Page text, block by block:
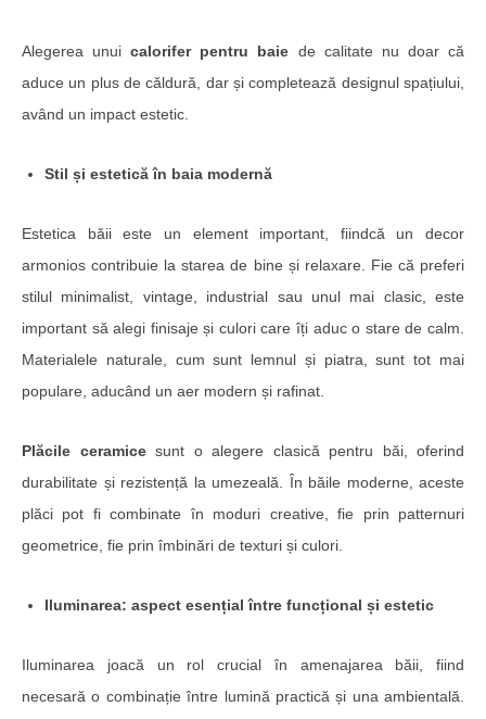
Alegerea unuicalorifer pentru baie de calitate nu doar că
aduce un plus de căldură, dar și completează designul spațiului,
având un impact estetic.
Stil și estetică în baia modernă
Estetica băii este un element important, fiindcă un decor
armonios contribuie la starea de bine și relaxare. Fie că preferi
stilul minimalist, vintage, industrial sau unul mai clasic, este
important să alegi finisaje și culori care îți aduc o stare de calm.
Materialele naturale, cum sunt lemnul și piatra, sunt tot mai
populare, aducând un aer modern și rafinat.
Plăcile ceramicesunt o alegere clasică pentru băi, oferind
durabilitate și rezistență la umezeală. În băile moderne, aceste
plăci pot fi combinate în moduri creative, fie prin patternuri
geometrice, fie prin îmbinări de texturi și culori.
Iluminarea: aspect esențial între funcțional și estetic
Iluminarea joacă un rol crucial în amenajarea băii, fiind
necesară o combinație între lumină practică și una ambientală.